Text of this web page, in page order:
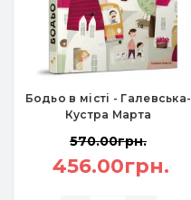
Бодьо в місті - Галевська-
Кустра Марта
570.00грн.
456.00грн.